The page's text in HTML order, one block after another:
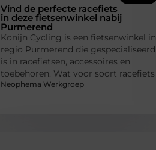
Vind de perfecte racefiets
in deze fietsenwinkel nabij
Purmerend
Konijn Cycling is een fietsenwinkel in
regio Purmerend die gespecialiseerd
is in racefietsen, accessoires en
toebehoren. Wat voor soort racefiets
Neophema Werkgroep